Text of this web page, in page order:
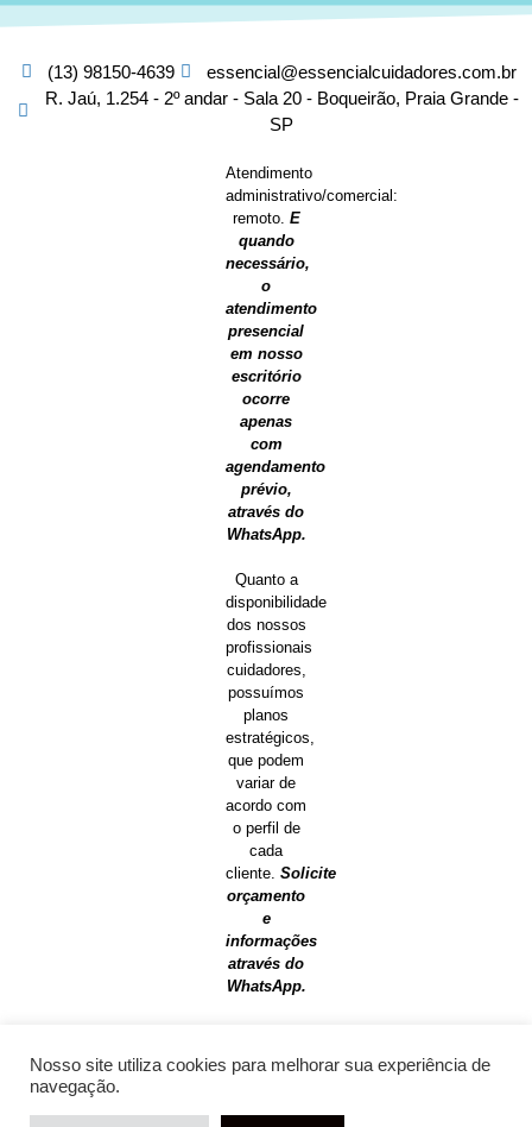
(13) 98150-4639
essencial@essencialcuidadores.com.br
R. Jaú, 1.254 - 2º andar - Sala 20 - Boqueirão, Praia Grande -
SP
Atendimento
administrativo/comercial:
remoto. E
quando
necessário,
o
atendimento
presencial
em nosso
escritório
ocorre
apenas
com
agendamento
prévio,
através do
WhatsApp.
Quanto a
disponibilidade
dos nossos
profissionais
cuidadores,
possuímos
planos
estratégicos,
que podem
variar de
acordo com
o perfil de
cada
cliente. Solicite
orçamento
e
informações
através do
WhatsApp.
Nosso site utiliza cookies para melhorar sua experiência de
navegação.